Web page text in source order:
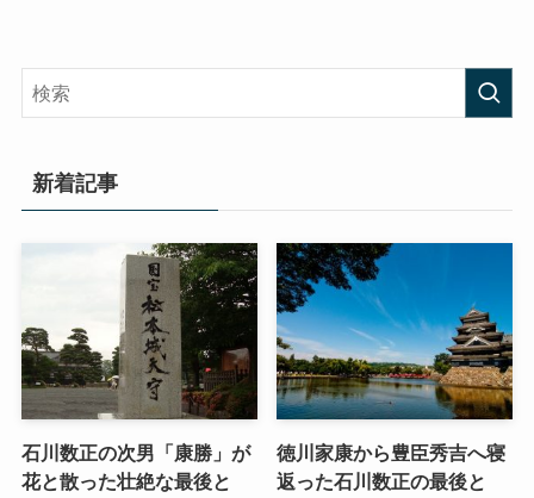
新着記事
石川数正の次男「康勝」が
花と散った壮絶な最後と
徳川家康から豊臣秀吉へ寝
返った石川数正の最後と